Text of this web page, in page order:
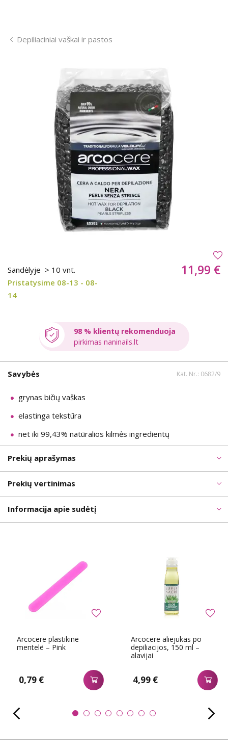
Depiliaciniai vaškai ir pastos
Sandėlyje > 10 vnt.
Pristatysime 08-13 - 08-
14
11,99 €
98 % klientų rekomenduoja
pirkimas naninails.lt
Savybės Kat. Nr.: 0682/9
grynas bičių vaškas
elastinga tekstūra
net iki 99,43% natūralios kilmės ingredientų
Prekių aprašymas
Prekių vertinimas
Informacija apie sudėtį
Arcocere plastikinë
mentelë – Pink
0,79 €
Arcocere aliejukas po
depiliacijos, 150 ml –
alavijai
4,99 €